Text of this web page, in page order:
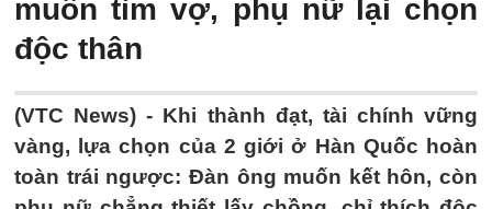
muốn tìm vợ, phụ nữ lại chọn
độc thân
(VTC News) - Khi thành đạt, tài chính vững
vàng, lựa chọn của 2 giới ở Hàn Quốc hoàn
toàn trái ngược: Đàn ông muốn kết hôn, còn